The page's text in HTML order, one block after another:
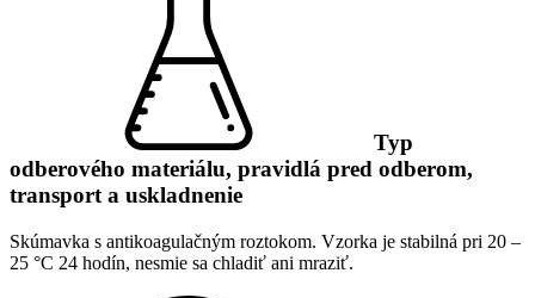
Typ
odberového materiálu, pravidlá pred odberom,
transport a uskladnenie
Skúmavka s antikoagulačným roztokom. Vzorka je stabilná pri 20 –
25 °C 24 hodín, nesmie sa chladiť ani mraziť.